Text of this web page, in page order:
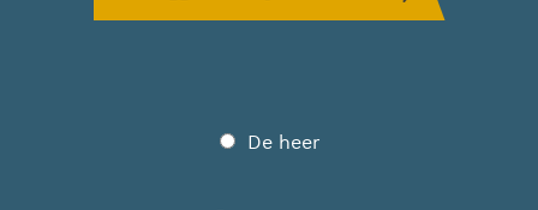
De heer